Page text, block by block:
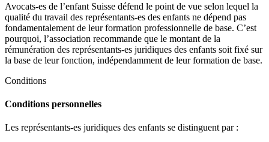
Avocats-es de l’enfant Suisse défend le point de vue selon lequel la
qualité du travail des représentants-es des enfants ne dépend pas
fondamentalement de leur formation professionnelle de base. C’est
pourquoi, l’association recommande que le montant de la
rémunération des représentants-es juridiques des enfants soit fixé sur
la base de leur fonction, indépendamment de leur formation de base.
Conditions
Conditions personnelles
Les représentants-es juridiques des enfants se distinguent par :